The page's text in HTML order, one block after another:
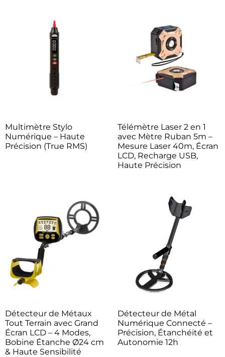
Multimètre Stylo
Numérique – Haute
Précision (True RMS)
Télémètre Laser 2 en 1
avec Mètre Ruban 5m –
Mesure Laser 40m, Écran
LCD, Recharge USB,
Haute Précision
Détecteur de Métaux
Tout Terrain avec Grand
Écran LCD – 4 Modes,
Bobine Étanche Ø24 cm
& Haute Sensibilité
Détecteur de Métal
Numérique Connecté –
Précision, Étanchéité et
Autonomie 12h